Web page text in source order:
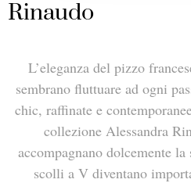
Rinaudo
L’eleganza del pizzo
sembrano fluttuare ad ogni
chic, raffinate e
collezione Alessandra
accompagnano dolcemente
scolli a V diventano